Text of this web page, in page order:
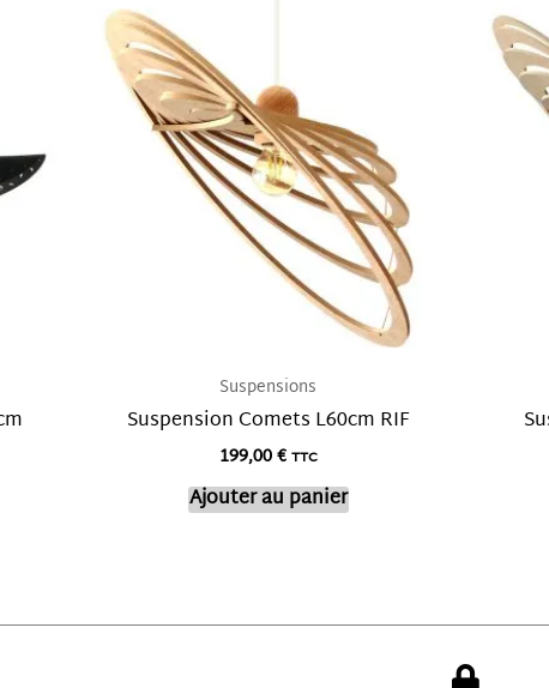
Suspensions
Suspension Comets L60cm RIF
199,00€ TTC
Ajouter au panier